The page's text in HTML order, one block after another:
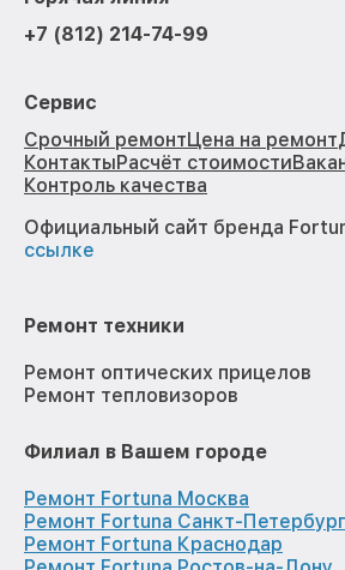
+7 (812) 214-74-99
Сервис
Срочный ремонтЦена на ремонт
КонтактыРасчёт стоимости
Контроль качества
Официальный сайт бренда
ссылке
Ремонт техники
Ремонт оптических прицелов
Ремонт тепловизоров
Филиал в Вашем городе
Ремонт Fortuna Москва
Ремонт Fortuna Санкт-Петербург
Ремонт Fortuna Краснодар